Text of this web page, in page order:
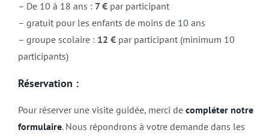
– De 10 à 18 ans : 7 €par participant
– gratuit pour les enfants de moins de 10 ans
– groupe scolaire : 12 €par participant (minimum 10
participants)
Réservation :
Pour réserver une visite guidée, merci de compléter notre
formulaire. Nous répondrons à votre demande dans les